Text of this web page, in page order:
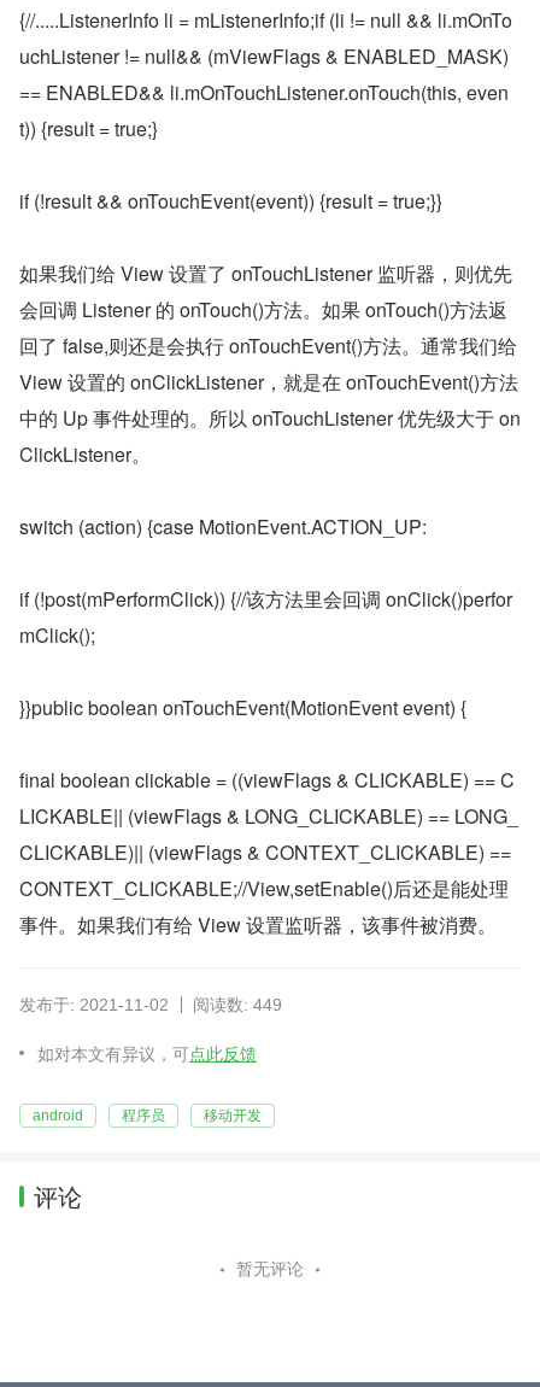
{//.....ListenerInfo li = mListenerInfo;if (li != null && li.mOnTo
uchListener != null&& (mViewFlags & ENABLED_MASK)
== ENABLED&& li.mOnTouchListener.onTouch(this, even
t)) {result = true;}
if (!result && onTouchEvent(event)) {result = true;}}
如果我们给 View 设置了 onTouchListener 监听器，则优先
会回调 Listener 的 onTouch()方法。如果 onTouch()方法返
回了 false,则还是会执行 onTouchEvent()方法。通常我们给
View 设置的 onClickListener，就是在 onTouchEvent()方法
中的 Up 事件处理的。所以 onTouchListener 优先级大于 on
ClickListener。
switch (action) {case MotionEvent.ACTION_UP:
if (!post(mPerformClick)) {//该方法里会回调 onClick()perfor
mClick();
}}public boolean onTouchEvent(MotionEvent event) {
final boolean clickable = ((viewFlags & CLICKABLE) == C
LICKABLE|| (viewFlags & LONG_CLICKABLE) == LONG_
CLICKABLE)|| (viewFlags & CONTEXT_CLICKABLE) ==
CONTEXT_CLICKABLE;//View,setEnable()后还是能处理
事件。如果我们有给 View 设置监听器，该事件被消费。
发布于: 2021-11-02 阅读数: 449
如对本文有异议，可点此反馈
android 程序员 移动开发
评论
暂无评论